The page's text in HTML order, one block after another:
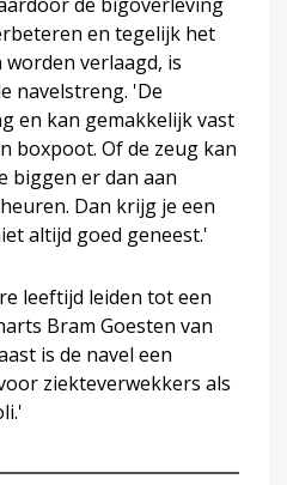
en tegelijk het
verlaagd, is
navelstreng. 'De
en kan gemakkelijk vast
boxpoot. Of de zeug kan
biggen er dan aan
Dan krijg je een
altijd goed geneest.'
leeftijd leiden tot een
Bram Goesten van
is de navel een
ziekteverwekkers als